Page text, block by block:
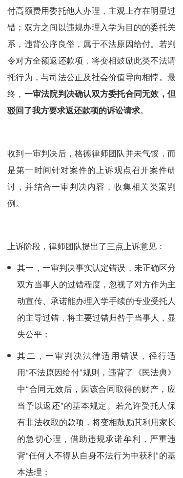
付高额费用委托他人办理，主观上存在明显过
错；双方之间以违规办理入学为目的的委托关
系，违背公序良俗，属于不法原因给付。若判
令对方全额返还款项，将变相鼓励此类不法请
托行为，与司法公正及社会价值导向相悖。最
终， 一审法院判决确认双方委托合同无效，但
驳回了我方要求返还款项的诉讼请求。
收到一审判决后，格德律师团队并未气馁，而
是第一时间针对案件的上诉观点召开案件研
讨，并结合一审判决内容，收集相关类案判
例。
上诉阶段，律师团队提出了三点上诉意见：
其一，一审判决事实认定错误，未正确区分
双方当事人的过错程度，忽视了对方作为主
动宣传、承诺能办理入学手续的专业受托人
的主导过错，将主要过错归咎于当事人，显
失公平；
其二，一审判决法律适用错误，径行适
用“不法原因给付”规则，违背了《民法典》
中“合同无效后，因该合同取得的财产，应
当予以返还”的基本规定。若允许受托人保
有非法收取的款项，将变相鼓励其利用家长
的急切心理，借助违规承诺牟利，严重违
背“任何人不得从自身不法行为中获利”的基
本法理；